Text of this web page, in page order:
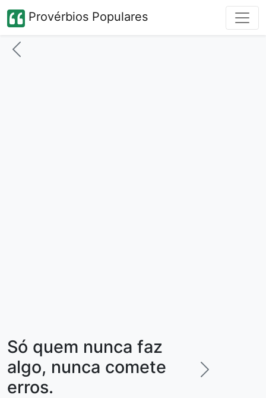
Provérbios Populares
Só quem nunca faz
algo, nunca comete
erros.